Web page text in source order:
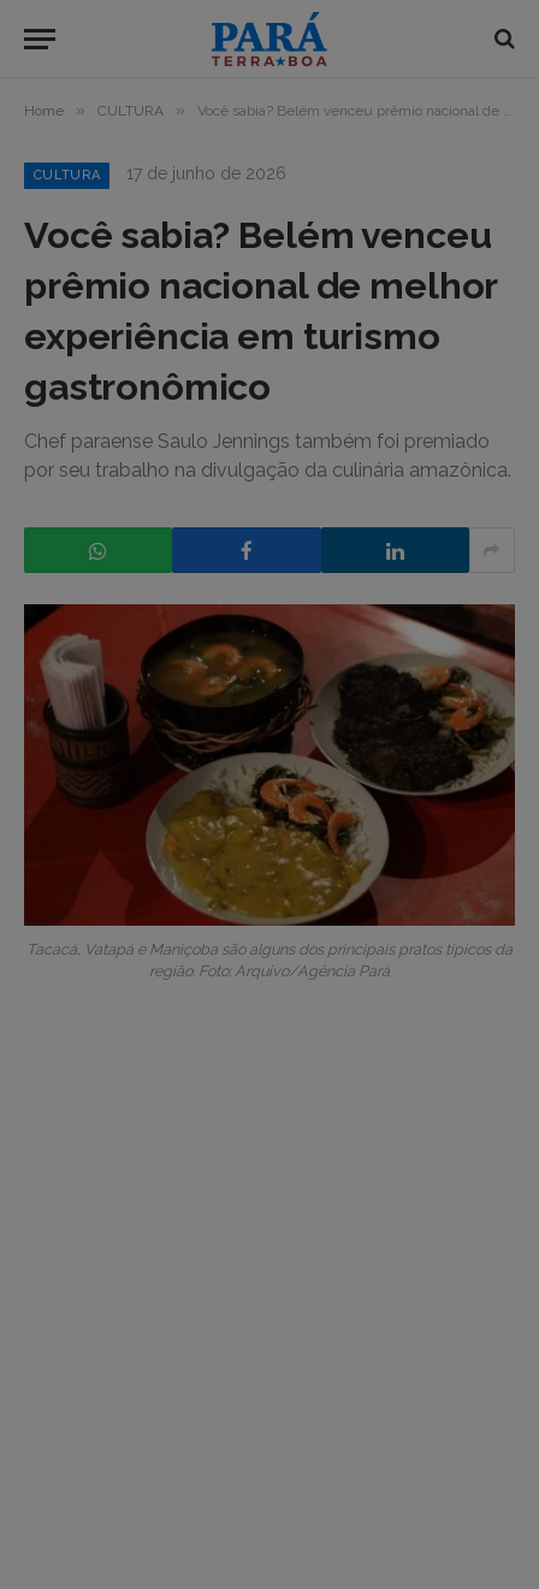
Home » CULTURA » Você sabia? Belém venceu prêmio nacional de melhor experiência em turismo gastronômico
CULTURA 17 de junho de 2026
Você sabia? Belém venceu
prêmio nacional de melhor
experiência em turismo
gastronômico
Chef paraense Saulo Jennings também foi premiado
por seu trabalho na divulgação da culinária amazônica.
Tacacá, Vatapá e Maniçoba são alguns dos principais pratos típicos da
região. Foto: Arquivo/Agência Pará